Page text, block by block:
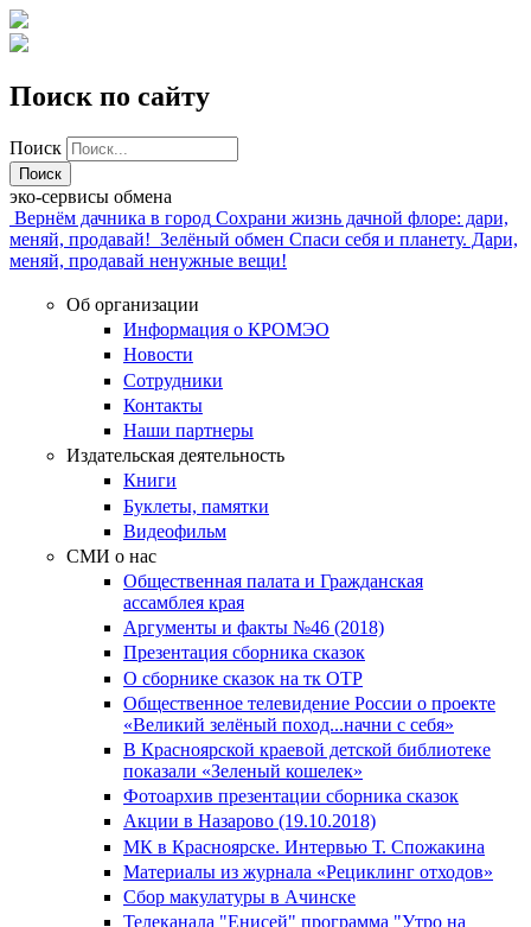
Поиск по сайту
Поиск
эко-сервисы обмена
Вернём дачника в город Сохрани жизнь дачной флоре: дари,
меняй, продавай! Зелёный обмен Спаси себя и планету. Дари,
меняй, продавай ненужные вещи!
Об организации
Информация о КРОМЭО
Новости
Сотрудники
Контакты
Наши партнеры
Издательская деятельность
Книги
Буклеты, памятки
Видеофильм
СМИ о нас
Общественная палата и Гражданская
ассамблея края
Аргументы и факты №46 (2018)
Презентация сборника сказок
О сборнике сказок на тк ОТР
Общественное телевидение России о проекте
«Великий зелёный поход...начни с себя»
В Красноярской краевой детской библиотеке
показали «Зеленый кошелек»
Фотоархив презентации сборника сказок
Акции в Назарово (19.10.2018)
МК в Красноярске. Интервью Т. Спожакина
Материалы из журнала «Рециклинг отходов»
Сбор макулатуры в Ачинске
Телеканала "Енисей" программа "Утро на